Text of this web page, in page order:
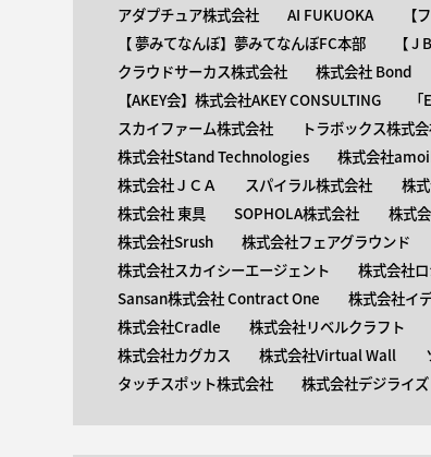
アダプチュア株式会社
AI FUKUOKA 【​
【 ​夢みてなんぼ】夢みてなんぼFC本部
【
クラウドサーカス株式会社
株式会社 Bond
【AKEY会】株式会社AKEY CONSULTING
スカイファーム株式会社
トラボックス株式
株式会社Stand Technologies
株式会社
株式会社ＪＣＡ
スパイラル株式会社 株
株式会社 東具
SOPHOLA株式会社 株式
株式会社Srush
株式会社フェアグラウンド
株式会社スカイシーエージェント
株式会社
Sansan株式会社 Contract One
株式会社イ
株式会社Cradle
株式会社リベルクラフト
株式会社カグカス
株式会社Virtual Wall
タッチスポット株式会社
株式会社デジライズ